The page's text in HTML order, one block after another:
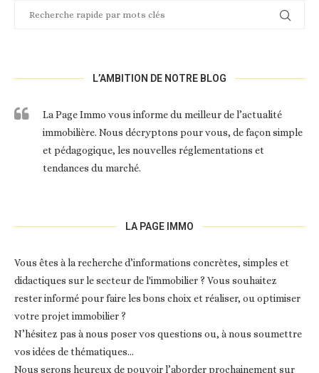
L’AMBITION DE NOTRE BLOG
La Page Immo vous informe du meilleur de l’actualité
immobilière. Nous décryptons pour vous, de façon simple
et pédagogique, les nouvelles réglementations et
tendances du marché.
LA PAGE IMMO
Vous êtes à la recherche d’informations concrètes, simples et
didactiques sur le secteur de l'immobilier ? Vous souhaitez
rester informé pour faire les bons choix et réaliser, ou optimiser
votre projet immobilier ?
N’hésitez pas à nous poser vos questions ou, à nous soumettre
vos idées de thématiques…
Nous serons heureux de pouvoir l’aborder prochainement sur